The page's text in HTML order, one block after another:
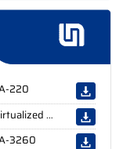
nhìn toàn cảnh hệ
nhắc bên cạnh
khi cần hiệu
220
Datasheet Tường lửa Palo Alto Networks Virtualized VM-300
3260